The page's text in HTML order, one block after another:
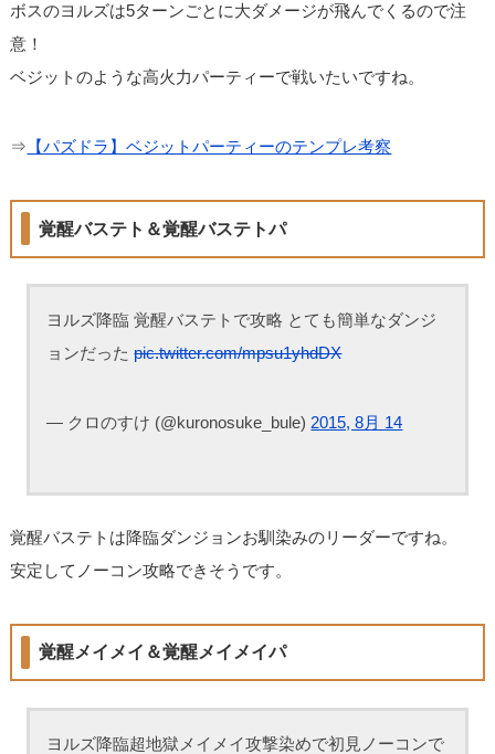
ボスのヨルズは5ターンごとに大ダメージが飛んでくるので注
意！
ベジットのような高火力パーティーで戦いたいですね。
⇒ 【パズドラ】ベジットパーティーのテンプレ考察
覚醒バステト＆覚醒バステトパ
ヨルズ降臨 覚醒バステトで攻略 とても簡単なダンジ
ョンだったpic.twitter.com/mpsu1yhdDX
— クロのすけ (@kuronosuke_bule) 2015, 8月 14
覚醒バステトは降臨ダンジョンお馴染みのリーダーですね。
安定してノーコン攻略できそうです。
覚醒メイメイ＆覚醒メイメイパ
ヨルズ降臨超地獄メイメイ攻撃染めで初見ノーコンで